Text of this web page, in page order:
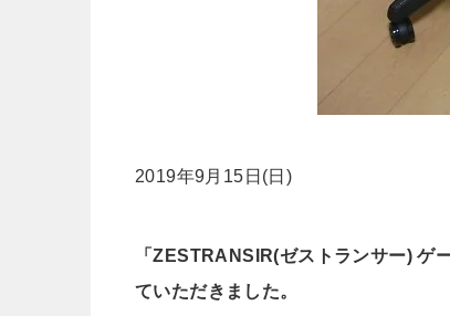
2019年9月15日(日)
「ZESTRANSIR(ゼストランサー) ゲ
ていただきました。